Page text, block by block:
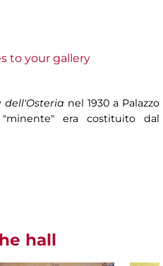
to your gallery
dell'Osteria nel 1930 a Palazzo
era costituito dal
hall